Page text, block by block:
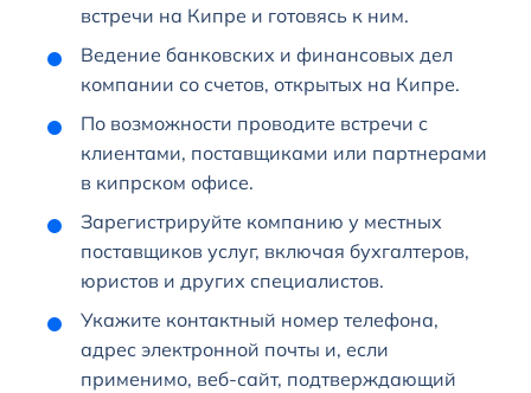
встречи на Кипре и готовясь к ним.
Ведение банковских и финансовых дел
компании со счетов, открытых на Кипре.
По возможности проводите встречи с
клиентами, поставщиками или партнерами
в кипрском офисе.
Зарегистрируйте компанию у местных
поставщиков услуг, включая бухгалтеров,
юристов и других специалистов.
Укажите контактный номер телефона,
адрес электронной почты и, если
применимо, веб-сайт, подтверждающий